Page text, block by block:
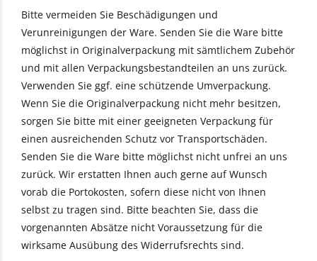
Bitte vermeiden Sie Beschädigungen und
Verunreinigungen der Ware. Senden Sie die Ware bitte
möglichst in Originalverpackung mit sämtlichem Zubehör
und mit allen Verpackungsbestandteilen an uns zurück.
Verwenden Sie ggf. eine schützende Umverpackung.
Wenn Sie die Originalverpackung nicht mehr besitzen,
sorgen Sie bitte mit einer geeigneten Verpackung für
einen ausreichenden Schutz vor Transportschäden.
Senden Sie die Ware bitte möglichst nicht unfrei an uns
zurück. Wir erstatten Ihnen auch gerne auf Wunsch
vorab die Portokosten, sofern diese nicht von Ihnen
selbst zu tragen sind. Bitte beachten Sie, dass die
vorgenannten Absätze nicht Voraussetzung für die
wirksame Ausübung des Widerrufsrechts sind.